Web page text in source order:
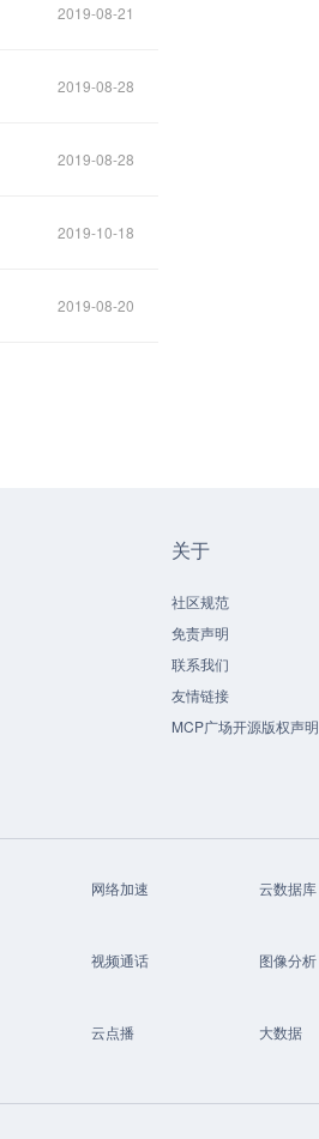
2019-08-21
2019-08-28
2019-08-28
2019-10-18
2019-08-20
关于
社区规范
免责声明
联系我们
友情链接
MCP广场开源版权声明
网络加速 云数据库
视频通话 图像分析
云点播 大数据